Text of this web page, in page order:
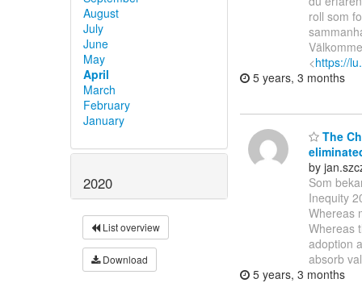
August
July
June
May
April
March
February
January
2020
List overview
Download
roll som
<https://
5 years, 3 months
The
by
Som
Inequity
Whereas
Whereas
adoption
absorb
5 years, 3 months